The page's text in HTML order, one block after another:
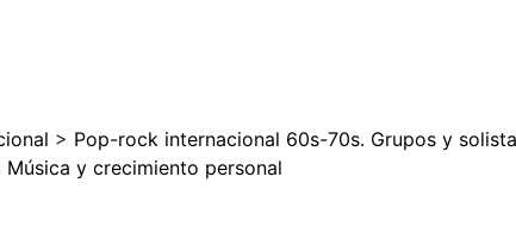
> Pop-rock internacional 60s-70s. Grupos y
Música y crecimiento personal